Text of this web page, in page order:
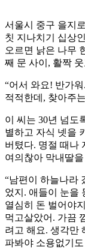
서울시 중구 을지
칫 지나치기 십상
오르면 낡은 나무
째 문 사이, 활짝
“어서 와요! 반가
적적한데, 찾아주
이 씨는 30년 넘도
별하고 자식 넷을
버텼다. 명절 때나
여의찮아 막내딸
“남편이 하늘나라
었지. 애들이 눈을
열심히 돈 벌어야
먹고살았어. 가끔
려고 해요. 생각만
파봐야 소용없기